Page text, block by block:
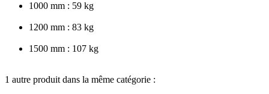
1000 mm : 59 kg
1200 mm : 83 kg
1500 mm : 107 kg
1 autre produit dans la même catégorie :